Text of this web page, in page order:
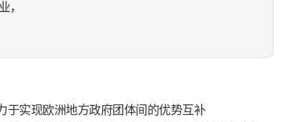
，
于实现欧洲地方政府团体间的优势互补